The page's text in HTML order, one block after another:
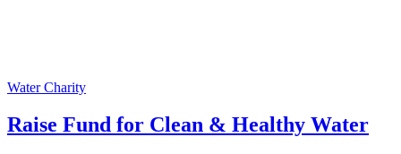
Water Charity
Raise Fund for Clean & Healthy Water